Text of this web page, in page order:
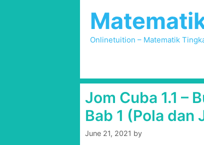
Onlinetuition – Matematik
Jom Cuba 1.1 –
Bab 1 (Pola dan
June 21, 2021 by